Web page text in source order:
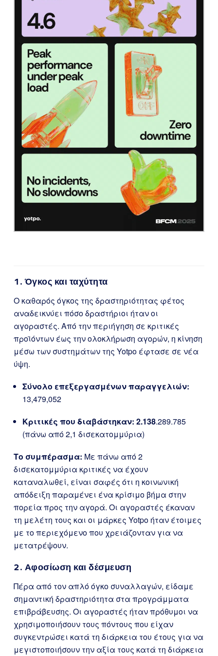
1. Όγκος και ταχύτητα
Ο καθαρός όγκος της δραστηριότητας φέτος
αναδεικνύει πόσο δραστήριοι ήταν οι
αγοραστές. Από την περιήγηση σε κριτικές
προϊόντων έως την ολοκλήρωση αγορών, η κίνηση
μέσω των συστημάτων της Yotpo έφτασε σε νέα
ύψη.
Σύνολο επεξεργασμένων παραγγελιών:
13,479,052
Κριτικές που διαβάστηκαν: 2.138.289.785
(πάνω από 2,1 δισεκατομμύρια)
Το συμπέρασμα: Με πάνω από 2
δισεκατομμύρια κριτικές να έχουν
καταναλωθεί, είναι σαφές ότι η κοινωνική
απόδειξη παραμένει ένα κρίσιμο βήμα στην
πορεία προς την αγορά. Οι αγοραστές έκαναν
τη μελέτη τους και οι μάρκες Yotpo ήταν έτοιμες
με το περιεχόμενο που χρειάζονταν για να
μετατρέψουν.
2. Αφοσίωση και δέσμευση
Πέρα από τον απλό όγκο συναλλαγών, είδαμε
σημαντική δραστηριότητα στα προγράμματα
επιβράβευσης. Οι αγοραστές ήταν πρόθυμοι να
χρησιμοποιήσουν τους πόντους που είχαν
συγκεντρώσει κατά τη διάρκεια του έτους για να
μεγιστοποιήσουν την αξία τους κατά τη διάρκεια